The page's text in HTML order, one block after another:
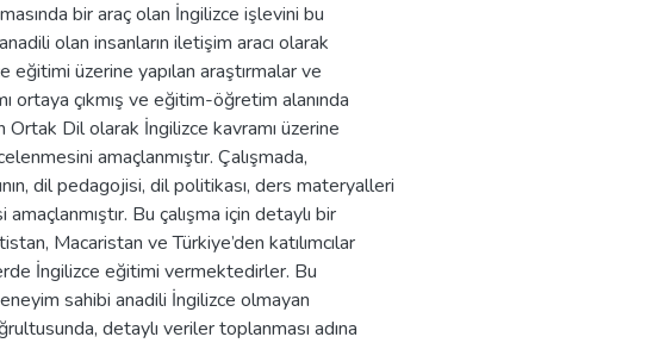
bir araç olan İngilizce işlevini bu
olan insanların iletişim aracı olarak
eğitimi üzerine yapılan araştırmalar ve
ortaya çıkmış ve eğitim-öğretim alanında
Ortak Dil olarak İngilizce kavramı üzerine
amaçlanmıştır. Çalışmada,
dil pedagojisi, dil politikası, ders materyalleri
Bu çalışma için detaylı bir
Macaristan ve Türkiye’den katılımcılar
İngilizce eğitimi vermektedirler. Bu
sahibi anadili İngilizce olmayan
detaylı veriler toplanması adına